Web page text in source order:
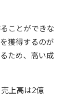
ことができな
獲得するのが
ため、高い成
上高は2億